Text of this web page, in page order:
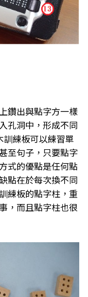
鑽出與點字方一樣
孔洞中，形成不同
訓練板可以練習單
至句子，只要點字
式的優點是任何點
點在於每次換不同
練板的點字柱，重
，而且點字柱也很